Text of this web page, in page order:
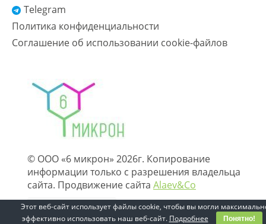
Telegram
Политика конфиденциальности
Соглашение об использовании cookie-файлов
© ООО «6 микрон» 2026г. Копирование
информации только с разрешения владельца
сайта. Продвижение сайта Alaev&Co
Этот веб-сайт использует файлы cookie, чтобы вы могли
эффективно использовать наш веб-сайт. Подробнее Понятно!